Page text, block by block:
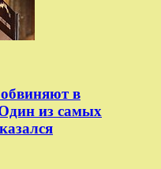
обвиняют в
из самых